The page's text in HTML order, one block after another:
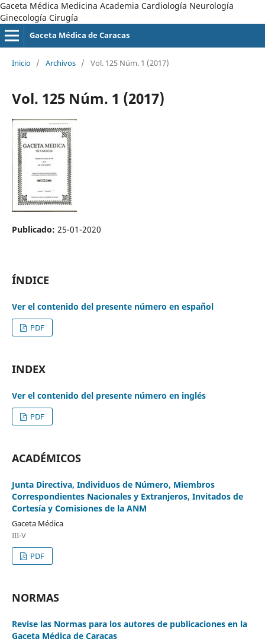
Gaceta Médica Medicina Academia Cardiología Neurología
Ginecología Cirugía
Gaceta Médica de Caracas
Inicio / Archivos / Vol. 125 Núm. 1 (2017)
Vol. 125 Núm. 1 (2017)
Publicado: 25-01-2020
ÍNDICE
Ver el contenido del presente número en español
PDF
INDEX
Ver el contenido del presente número en inglés
PDF
ACADÉMICOS
Junta Directiva, Individuos de Número, Miembros
Correspondientes Nacionales y Extranjeros, Invitados de
Cortesía y Comisiones de la ANM
Gaceta Médica
III-V
PDF
NORMAS
Revise las Normas para los autores de publicaciones en la
Gaceta Médica de Caracas